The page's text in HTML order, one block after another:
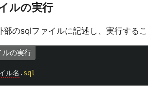
ルの実行
部のsqlファイルに記述し、実行する
ルの実行
ル名 . sql